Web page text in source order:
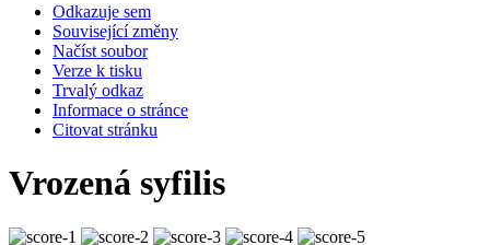
Odkazuje sem
Související změny
Načíst soubor
Verze k tisku
Trvalý odkaz
Informace o stránce
Citovat stránku
Vrozená syfilis